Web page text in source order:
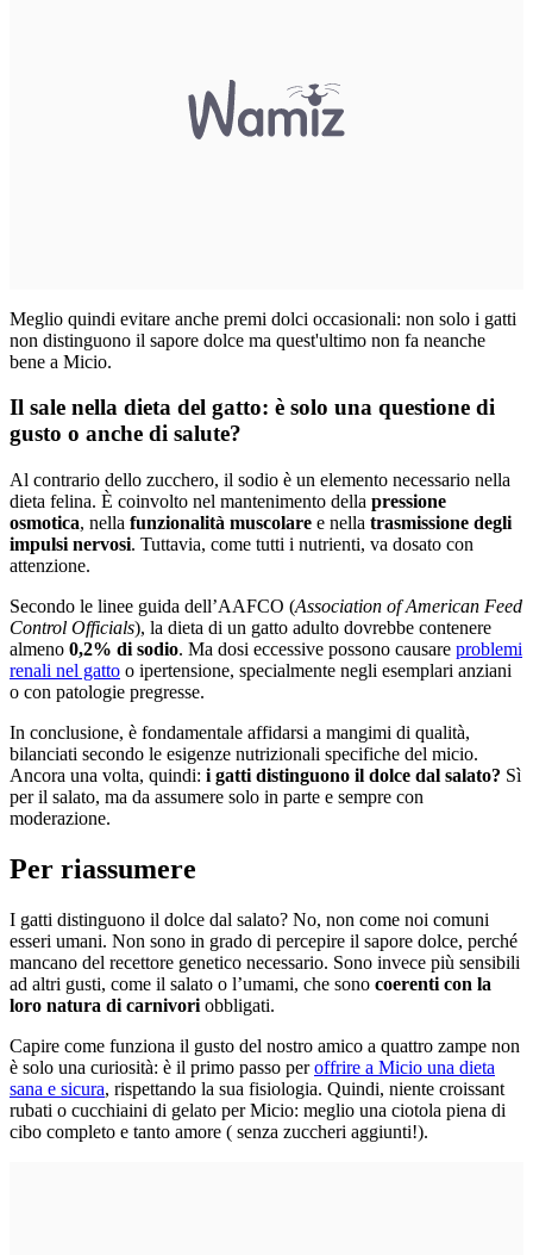
Meglio quindi evitare anche premi dolci occasionali: non solo i gatti
non distinguono il sapore dolce ma quest'ultimo non fa neanche
bene a Micio.
Il sale nella dieta del gatto: è solo una questione di
gusto o anche di salute?
Al contrario dello zucchero, il sodio è un elemento necessario nella
dieta felina. È coinvolto nel mantenimento della pressione
osmotica, nella funzionalità muscolare e nella trasmissione degli
impulsi nervosi. Tuttavia, come tutti i nutrienti, va dosato con
attenzione.
Secondo le linee guida dell’AAFCO (Association of American Feed
Control Officials), la dieta di un gatto adulto dovrebbe contenere
almeno 0,2% di sodio. Ma dosi eccessive possono causare problemi
renali nel gatto o ipertensione, specialmente negli esemplari anziani
o con patologie pregresse.
In conclusione, è fondamentale affidarsi a mangimi di qualità,
bilanciati secondo le esigenze nutrizionali specifiche del micio.
Ancora una volta, quindi: i gatti distinguono il dolce dal salato? Sì
per il salato, ma da assumere solo in parte e sempre con
moderazione.
Per riassumere
I gatti distinguono il dolce dal salato? No, non come noi comuni
esseri umani. Non sono in grado di percepire il sapore dolce, perché
mancano del recettore genetico necessario. Sono invece più sensibili
ad altri gusti, come il salato o l’umami, che sono coerenti con la
loro natura di carnivori obbligati.
Capire come funziona il gusto del nostro amico a quattro zampe non
è solo una curiosità: è il primo passo peroffrire a Micio una dieta
sana e sicura, rispettando la sua fisiologia. Quindi, niente croissant
rubati o cucchiaini di gelato per Micio: meglio una ciotola piena di
cibo completo e tanto amore ( senza zuccheri aggiunti!).